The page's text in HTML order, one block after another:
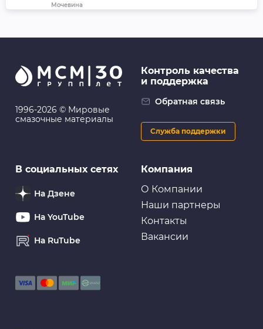
Мочевина
1996-2026 © Мировые
смазочные материалы
Компания
О Компании
Наши партнеры
Контакты
Вакансии
Контроль качества
и поддержка
Обратная связь
Служба поддержки
В социальных сетях
На Дзене
На YouTube
На RuTube